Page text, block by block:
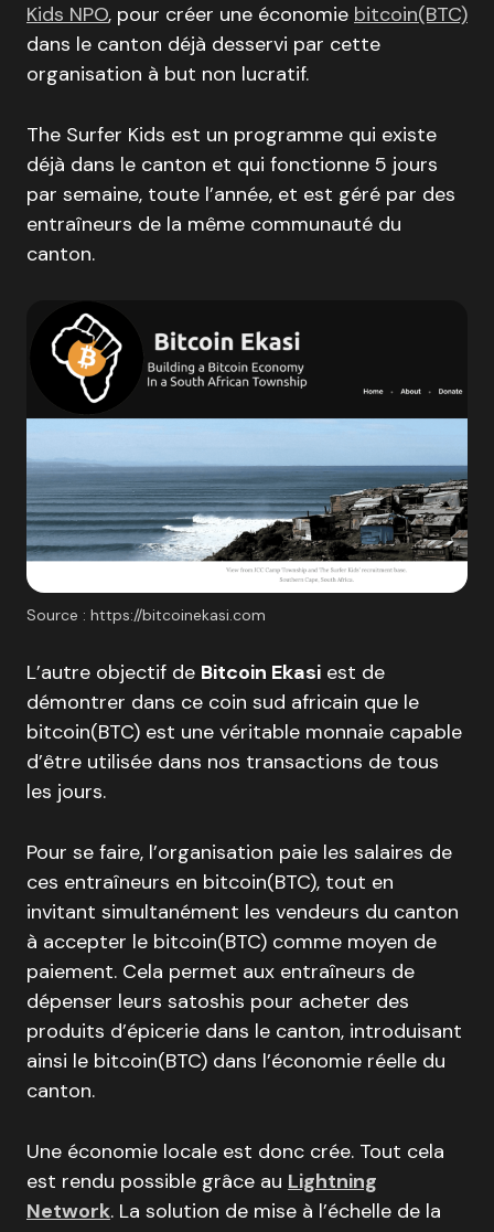
Kids NPO, pour créer une économie bitcoin(BTC)
dans le canton déjà desservi par cette
organisation à but non lucratif.
The Surfer Kids est un programme qui existe
déjà dans le canton et qui fonctionne 5 jours
par semaine, toute l’année, et est géré par des
entraîneurs de la même communauté du
canton.
Source : https://bitcoinekasi.com
L’autre objectif de Bitcoin Ekasi est de
démontrer dans ce coin sud africain que le
bitcoin(BTC) est une véritable monnaie capable
d’être utilisée dans nos transactions de tous
les jours.
Pour se faire, l’organisation paie les salaires de
ces entraîneurs en bitcoin(BTC), tout en
invitant simultanément les vendeurs du canton
à accepter le bitcoin(BTC) comme moyen de
paiement. Cela permet aux entraîneurs de
dépenser leurs satoshis pour acheter des
produits d’épicerie dans le canton, introduisant
ainsi le bitcoin(BTC) dans l’économie réelle du
canton.
Une économie locale est donc crée. Tout cela
est rendu possible grâce au Lightning
Network. La solution de mise à l’échelle de la